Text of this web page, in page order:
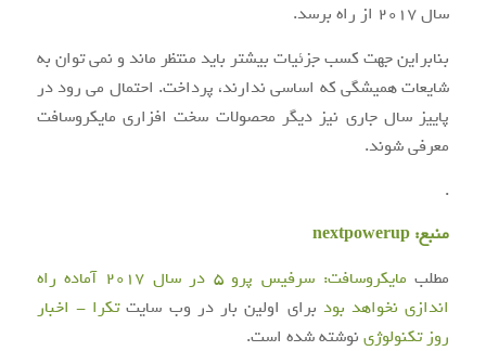
سال ۲۰۱۷ از راه برسد.
بنابراین جهت کسب جزئیات بیشتر باید منتظر ماند و نمی توان به
شایعات همیشگی که اساسی ندارند، پرداخت. احتمال می رود در
پاییز سال جاری نیز دیگر محصولات سخت افزاری مایکروسافت
معرفی شوند.
.
منبع: nextpowerup
مطلب
مایکروسافت: سرفیس پرو ۵ در سال ۲۰۱۷ آماده راه
اندازی نخواهد بود برای اولین بار در وب سایتتکرا - اخبار
روز تکنولوژینوشته شده است.